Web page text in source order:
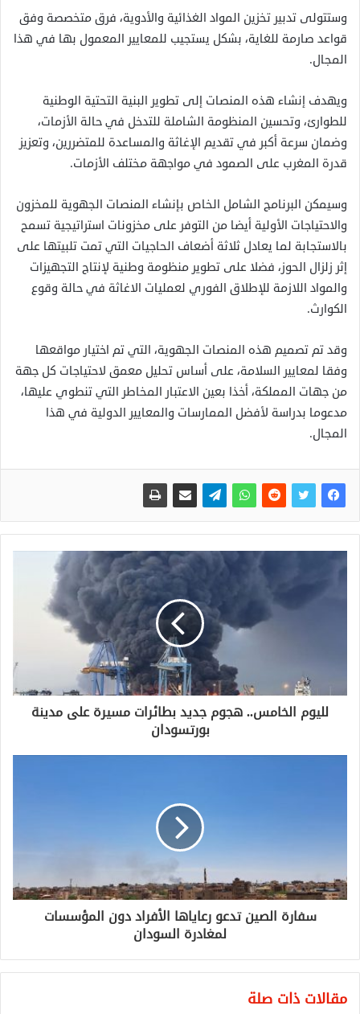
وستتولى تدبير تخزين المواد الغذائية والأدوية، فرق متخصصة وفق
قواعد صارمة للغاية، بشكل يستجيب للمعايير المعمول بها في هذا
المجال.
ويهدف إنشاء هذه المنصات إلى تطوير البنية التحتية الوطنية
للطوارئ، وتحسين المنظومة الشاملة للتدخل في حالة الأزمات،
وضمان سرعة أكبر في تقديم الإغاثة والمساعدة للمتضررين، وتعزيز
قدرة المغرب على الصمود في مواجهة مختلف الأزمات.
وسيمكن البرنامج الشامل الخاص بإنشاء المنصات الجهوية للمخزون
والاحتياجات الأولية أيضا من التوفر على مخزونات استراتيجية تسمح
بالاستجابة لما يعادل ثلاثة أضعاف الحاجيات التي تمت تلبيتها على
إثر زلزال الحوز، فضلا على تطوير منظومة وطنية لإنتاج التجهيزات
والمواد اللازمة للإطلاق الفوري لعمليات الاغاثة في حالة وقوع
الكوارث.
وقد تم تصميم هذه المنصات الجهوية، التي تم اختيار مواقعها
وفقا لمعايير السلامة، على أساس تحليل معمق لاحتياجات كل جهة
من جهات المملكة، أخذا بعين الاعتبار المخاطر التي تنطوي عليها،
مدعوما بدراسة لأفضل الممارسات والمعايير الدولية في هذا
المجال.
لليوم الخامس.. هجوم جديد بطائرات مسيرة على مدينة
بورتسودان
سفارة الصين تدعو رعاياها الأفراد دون المؤسسات
لمغادرة السودان
مقالات ذات صلة